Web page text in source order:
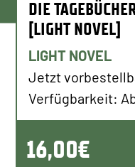
DIE
[LIGHT NOVEL]
LIGHT NOVEL
Jetzt
Verfügbarkeit:
16,00€